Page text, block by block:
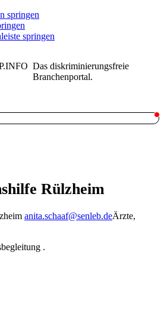
springen
springen
Das diskriminierungsfreie
Branchenportal.
Rülzheim
anita.schaaf@senleb.deÄrzte,
.